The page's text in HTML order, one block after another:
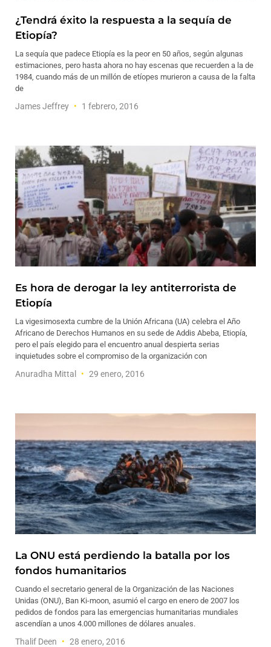
¿Tendrá éxito la respuesta a la sequía de
Etiopía?
La sequía que padece Etiopía es la peor en 50 años, según algunas
estimaciones, pero hasta ahora no hay escenas que recuerden a la de
1984, cuando más de un millón de etíopes murieron a causa de la falta
de
James Jeffrey 1 febrero, 2016
Es hora de derogar la ley antiterrorista de
Etiopía
La vigesimosexta cumbre de la Unión Africana (UA) celebra el Año
Africano de Derechos Humanos en su sede de Addis Abeba, Etiopía,
pero el país elegido para el encuentro anual despierta serias
inquietudes sobre el compromiso de la organización con
Anuradha Mittal 29 enero, 2016
La ONU está perdiendo la batalla por los
fondos humanitarios
Cuando el secretario general de la Organización de las Naciones
Unidas (ONU), Ban Ki-moon, asumió el cargo en enero de 2007 los
pedidos de fondos para las emergencias humanitarias mundiales
ascendían a unos 4.000 millones de dólares anuales.
Thalif Deen 28 enero, 2016